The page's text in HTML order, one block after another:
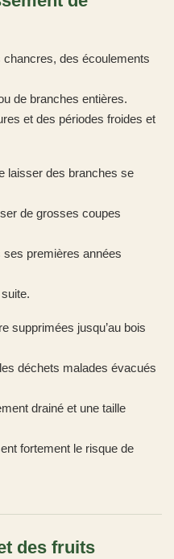
des écoulements
de branches entières.
et des périodes froides et
laisser des branches se
de grosses coupes
premières années
supprimées jusqu’au bois
déchets malades évacués
drainé et une taille
fortement le risque de
des fruits